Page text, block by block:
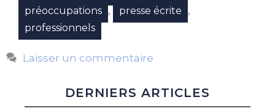
préoccupations , presse écrite ,
professionnels
Laisser un commentaire
DERNIERS ARTICLES